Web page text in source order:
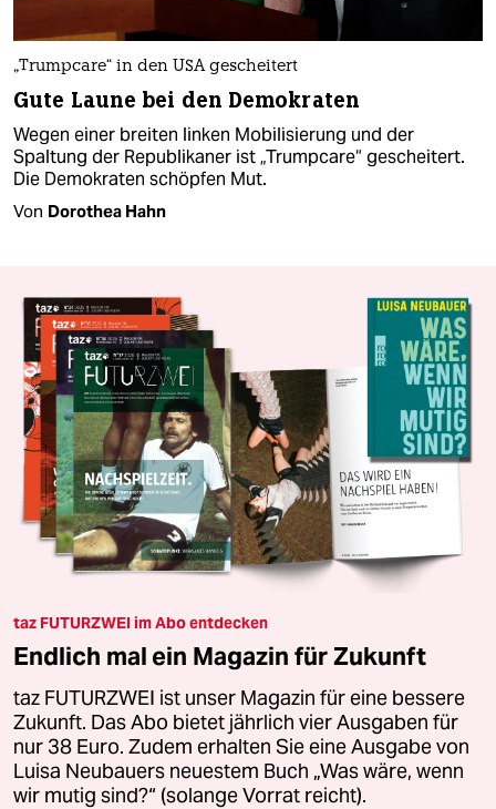
„Trumpcare“ in den USA gescheitert
Gute Laune bei den Demokraten
Wegen einer breiten linken Mobilisierung und der
Spaltung der Republikaner ist „Trumpcare“ gescheitert.
Die Demokraten schöpfen Mut.
Von Dorothea Hahn
taz FUTURZWEI im Abo entdecken
Endlich mal ein Magazin für Zukunft
taz FUTURZWEI ist unser Magazin für eine bessere
Zukunft. Das Abo bietet jährlich vier Ausgaben für
nur 38 Euro. Zudem erhalten Sie eine Ausgabe von
Luisa Neubauers neuestem Buch „Was wäre, wenn
wir mutig sind?“ (solange Vorrat reicht).